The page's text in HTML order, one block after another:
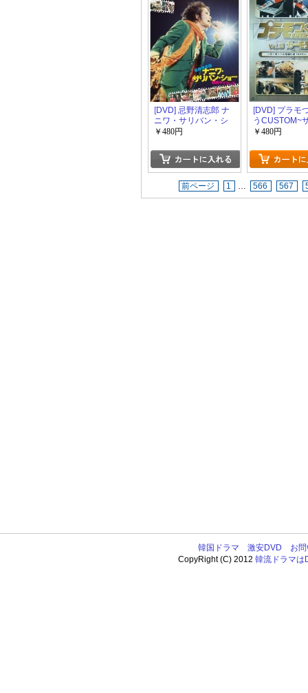
[DVD] 忌野清志郎 ナ
ニワ・サリバン・シ
ョー ~感度サイコ
￥480円
[DVD] プラモ
うCUSTOM~
ットの最強伝
~Vol.8 カーモ
￥480円
前ページ 1 … 566 567
韓国ドラマ 激安DVD
お
CopyRight (C) 2012韓流ドラマは